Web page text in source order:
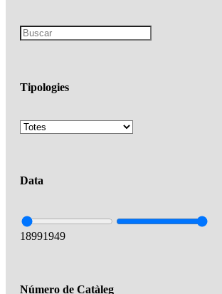
Tipologies
Data
18991949
Número de Catàleg